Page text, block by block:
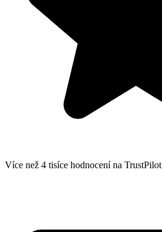
Více než 4 tisíce hodnocení na TrustPilot